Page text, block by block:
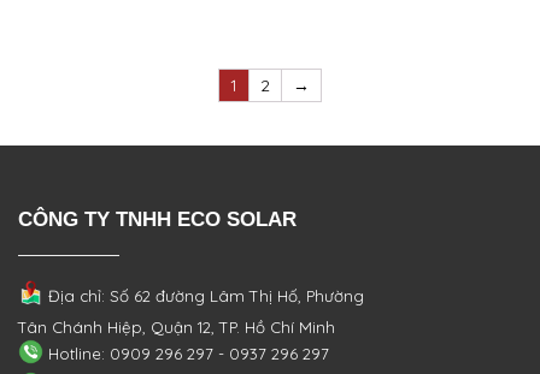
1 2 →
CÔNG TY TNHH ECO SOLAR
Địa chỉ: Số 62 đường Lâm Thị Hố, Phường
Tân Chánh Hiệp, Quận 12, TP. Hồ Chí Minh
Hotline: 0909 296 297 - 0937 296 297